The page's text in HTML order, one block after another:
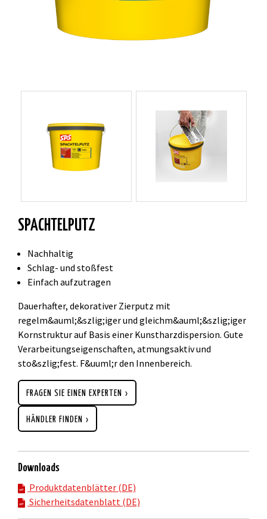
SPACHTELPUTZ
Nachhaltig
Schlag- und stoßfest
Einfach aufzutragen
Dauerhafter, dekorativer Zierputz mit
regelm&auml;&szlig;iger und gleichm&auml;&szlig;iger
Kornstruktur auf Basis einer Kunstharzdispersion. Gute
Verarbeitungseigenschaften, atmungsaktiv und
sto&szlig;fest. F&uuml;r den Innenbereich.
FRAGEN SIE EINEN EXPERTEN
HÄNDLER FINDEN
Downloads
Produktdatenblätter (DE)
Sicherheitsdatenblatt (DE)